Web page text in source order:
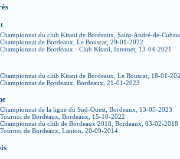
Championnat du club Kitani de Bordeaux, Saint-André-de-
Championnat de Bordeaux, Le Bouscat, 29-01-2022
Championnat de Bordeaux - Club Kitani, Internet, 13-04-2021
Championnat du club Kitani de Bordeaux, Le Bouscat, 18-01-
Championnat de Bordeaux, Bordeaux, 21-01-2023
Championnat de la ligue du Sud-Ouest, Bordeaux, 13-05-2023
Tournoi de Bordeaux, Bordeaux, 15-10-2022
Championnat du club de Bordeaux 2018, Bordeaux, 03-02-2018
Tournoi de Bordeaux, Lanton, 20-09-2014